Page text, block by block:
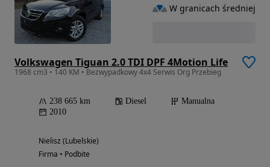
Volkswagen Tiguan 2.0 TDI DPF 4Motion Life
1968 cm3 • 140 KM • Bezwypadkowy 4x4 Serwis Org Przebieg
238 665 km Diesel
Manualna
2010
Nielisz (Lubelskie)
Firma • Podbite
W granicach średniej